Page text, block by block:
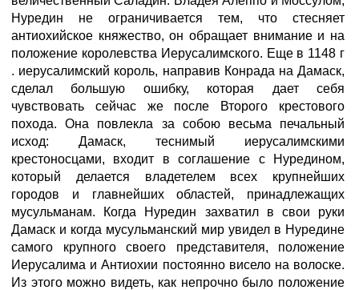
Нуредин не ограничивается тем, что стесняет
антиохийское княжество, он обращает внимание и на
положение королевства Иерусалимского. Еще в 1148 г
. иерусалимский король, направив Конрада на Дамаск,
сделал большую ошибку, которая дает себя
чувствовать сейчас же после Второго крестового
похода. Она повлекла за собою весьма печальный
исход: Дамаск, теснимый иерусалимскими
крестоносцами, входит в соглашение с Нуредином,
который делается владетелем всех крупнейших
городов и главнейших областей, принадлежащих
мусульманам. Когда Нуредин захватил в свои руки
Дамаск и когда мусульманский мир увидел в Нуредине
самого крупного своего представителя, положение
Иерусалима и Антиохии постоянно висело на волоске.
Из этого можно видеть, как непрочно было положение